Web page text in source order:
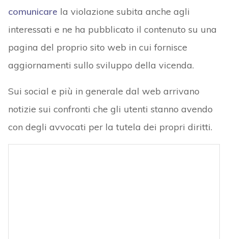
comunicare la violazione subita anche agli
interessati e ne ha pubblicato il contenuto su una
pagina del proprio sito web in cui fornisce
aggiornamenti sullo sviluppo della vicenda.
Sui social e più in generale dal web arrivano
notizie sui confronti che gli utenti stanno avendo
con degli avvocati per la tutela dei propri diritti.